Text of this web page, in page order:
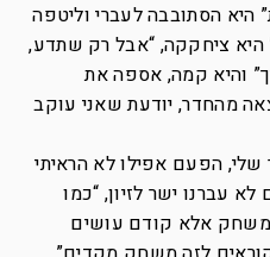
היא הסתובבה לעברי וליטפה
היא ציחקקה, “אבל רק שתדע,
והיא קמה, אספה את
מהחדר, יודעת שאני עוקב
הפעם אפילו לא הראיתי
עברנו ישר לזיון, “כמו
אלא קודם עושים